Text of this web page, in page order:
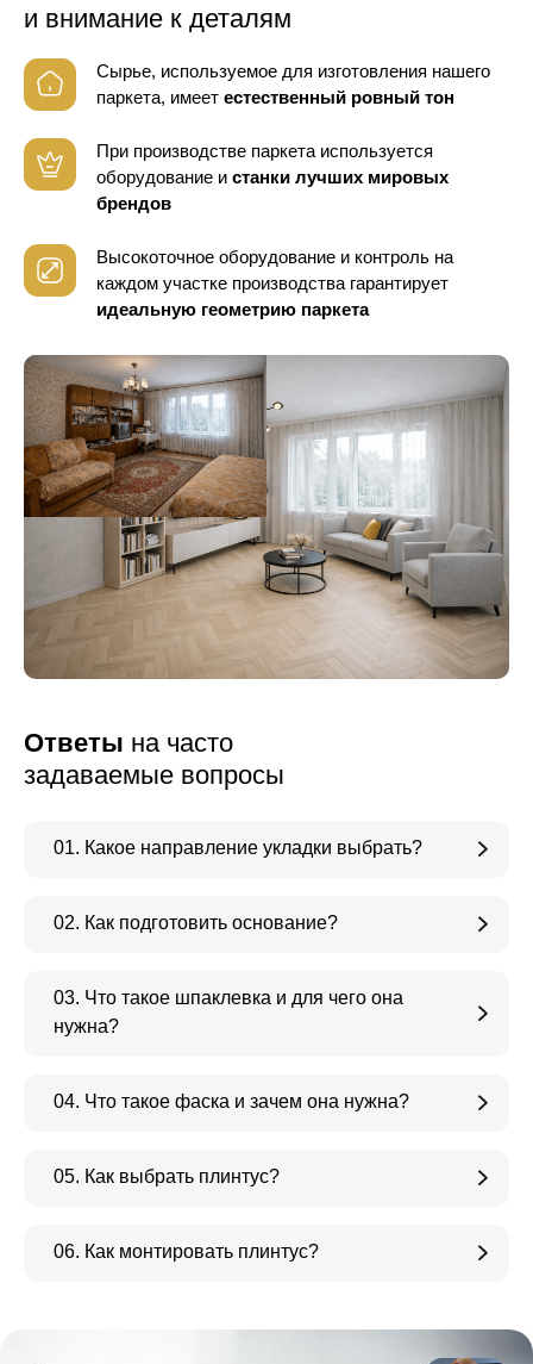
и внимание к деталям
Сырье, используемое для изготовления нашего
паркета, имеет естественный ровный тон
При производстве паркета используется
оборудование и станки лучших мировых
брендов
Высокоточное оборудование и контроль на
каждом участке производства гарантирует
идеальную геометрию паркета
Ответы на часто
задаваемые вопросы
01. Какое направление укладки выбрать?
02. Как подготовить основание?
03. Что такое шпаклевка и для чего она
нужна?
04. Что такое фаска и зачем она нужна?
05. Как выбрать плинтус?
06. Как монтировать плинтус?